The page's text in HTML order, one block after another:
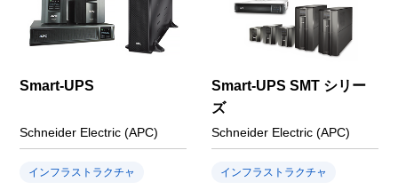
Smart-UPS
Schneider Electric (APC)
インフラストラクチャ
Smart-UPS SMT シリー
ズ
Schneider Electric (APC)
インフラストラクチャ